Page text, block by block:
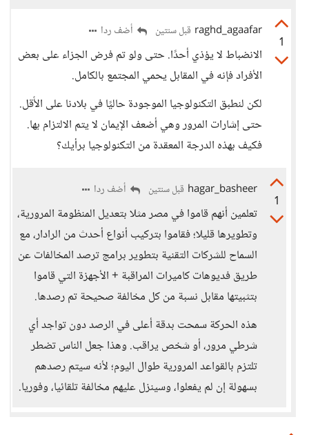
1
raghd_agaafar قبل سنتين أضف ردا
الانضباط لا يؤذي أحدًا. حتى ولو تم فرض الجزاء على بعض
الأفراد فإنه في المقابل يحمي المجتمع بالكامل.
لكن لنطبق التكنولوجيا الموجودة حاليًا في بلادنا على الأٌقل.
حتى إشارات المرور وهي أضعف الإيمان لا يتم الالتزام بها.
فكيف بهذه الدرجة المعقدة من التكنولوجيا برأيك؟
1
hagar_basheer قبل سنتين أضف ردا
تعلمين أنهم قاموا في مصر مثلا بتعديل المنظومة المرورية،
وتطويرها قليلا؛ فقاموا بتركيب أنواع أحدث من الرادار، مع
السماح للشركات التقنية بتطوير برامج ترصد المخالفات عن
طريق فديوهات كاميرات المراقبة + الأجهزة التي قاموا
بتثبيتها مقابل نسبة من كل مخالفة صحيحة تم رصدها.
هذه الحركة سمحت بدقة أعلى في الرصد دون تواجد أي
شرطي مرور، أو شخص يراقب. وهذا جعل الناس تضطر
تلتزم بالقواعد المرورية طوال اليوم؛ لأنه سيتم رصدهم
بسهولة إن لم يفعلوا، وسينزل عليهم مخالفة تلقائيا، وفوريا.